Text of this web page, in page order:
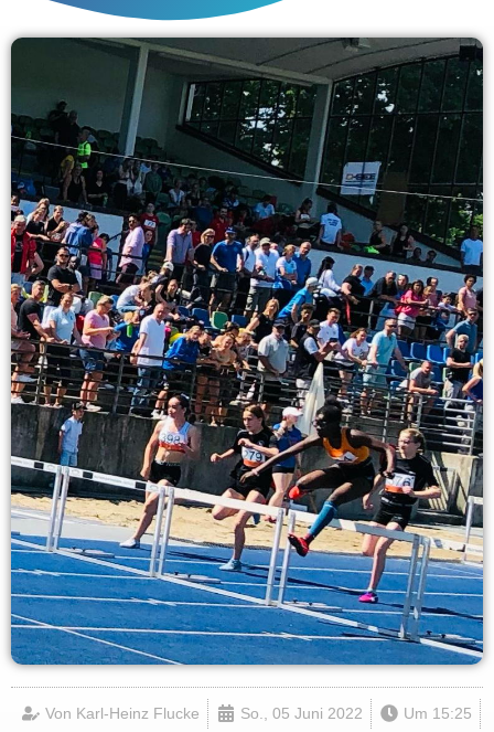
Von Karl-Heinz Flucke So., 05 Juni 2022 Um 15:25